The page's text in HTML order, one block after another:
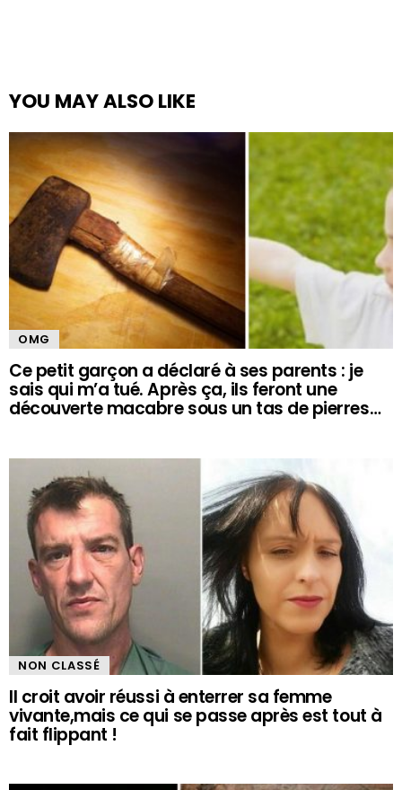
YOU MAY ALSO LIKE
OMG
Ce petit garçon a déclaré à ses parents : je
sais qui m’a tué. Après ça, ils feront une
découverte macabre sous un tas de pierres…
NON CLASSÉ
Il croit avoir réussi à enterrer sa femme
vivante,mais ce qui se passe après est tout à
fait flippant !